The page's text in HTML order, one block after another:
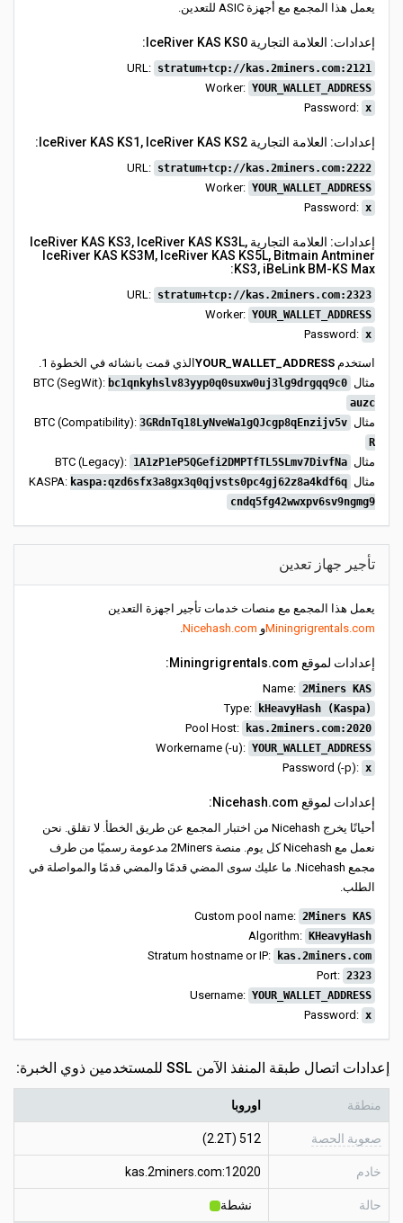
يعمل هذا المجمع مع أجهزة ASIC للتعدين.
إعدادات: العلامة التجارية IceRiver KAS KS0:
URL: stratum+tcp://kas.2miners.com:2121
Worker: YOUR_WALLET_ADDRESS
Password: x
إعدادات: العلامة التجارية IceRiver KAS KS1, IceRiver KAS KS2:
URL: stratum+tcp://kas.2miners.com:2222
Worker: YOUR_WALLET_ADDRESS
Password: x
إعدادات: العلامة التجارية IceRiver KAS KS3, IceRiver KAS KS3L,
IceRiver KAS KS3M, IceRiver KAS KS5L, Bitmain Antminer
KS3, iBeLink BM-KS Max:
URL: stratum+tcp://kas.2miners.com:2323
Worker: YOUR_WALLET_ADDRESS
Password: x
استخدم YOUR_WALLET_ADDRESSالذي قمت بانشائه في الخطوة 1.
مثال BTC (SegWit): bc1qnkyhslv83yyp0q0suxw0uj3lg9drgqq9c0
auzc
مثال BTC (Compatibility): 3GRdnTq18LyNveWa1gQJcgp8qEnzijv5v
R
مثال BTC (Legacy): 1A1zP1eP5QGefi2DMPTfTL5SLmv7DivfNa
مثال KASPA: kaspa:qzd6sfx3a8gx3q0qjvsts0pc4gj62z8a4kdf6q
cndq5fg42wwxpv6sv9ngmg9
تأجير جهاز تعدين
يعمل هذا المجمع مع منصات خدمات تأجير اجهزة التعدين
Miningrigrentals.comو Nicehash.com
.
إعدادات لموقع Miningrigrentals.com:
Name: 2Miners KAS
Type: kHeavyHash (Kaspa)
Pool Host: kas.2miners.com:2020
Workername (-u): YOUR_WALLET_ADDRESS
Password (-p): x
إعدادات لموقع Nicehash.com:
أحيانًا يخرج Nicehash من اختبار المجمع عن طريق الخطأ. لا تقلق. نحن
نعمل مع Nicehash كل يوم. منصة 2Miners مدعومة رسميًا من طرف
مجمع Nicehash. ما عليك سوى المضي قدمًا والمضي قدمًا والمواصلة في
الطلب.
Custom pool name: 2Miners KAS
Algorithm: KHeavyHash
Stratum hostname or IP: kas.2miners.com
Port: 2323
Username: YOUR_WALLET_ADDRESS
Password: x
إعدادات اتصال طبقة المنفذ الآمن SSL للمستخدمين ذوي الخبرة:
منطقة اوروبا
صعوبة الحصة 512 (2.2T)
خادم kas.2miners.com:12020
حالة نشطة